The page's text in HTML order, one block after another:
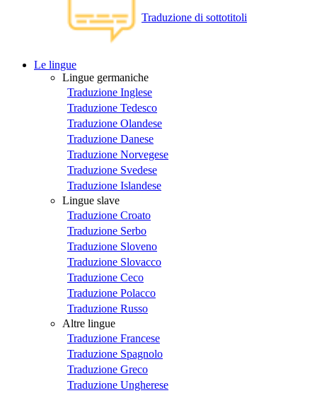
Traduzione di sottotitoli
Le lingue
Lingue germaniche
Traduzione Inglese
Traduzione Tedesco
Traduzione Olandese
Traduzione Danese
Traduzione Norvegese
Traduzione Svedese
Traduzione Islandese
Lingue slave
Traduzione Croato
Traduzione Serbo
Traduzione Sloveno
Traduzione Slovacco
Traduzione Ceco
Traduzione Polacco
Traduzione Russo
Altre lingue
Traduzione Francese
Traduzione Spagnolo
Traduzione Greco
Traduzione Ungherese